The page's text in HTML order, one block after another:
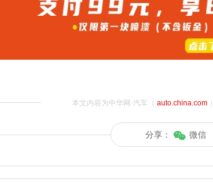
本文内容为中华网·汽车（ auto.china.com
分享： 微信